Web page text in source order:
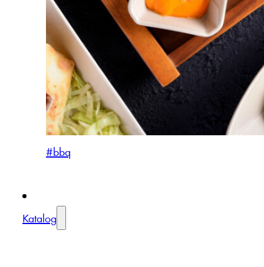
#bbq
Katalog